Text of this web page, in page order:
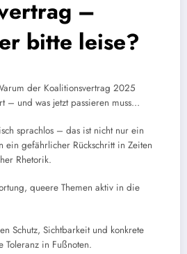
–
bitte leise?
der Koalitionsvertrag 2025
– und was jetzt passieren muss…
sprachlos – das ist nicht nur ein
ein gefährlicher Rückschritt in Zeiten
Rhetorik.
queere Themen aktiv in die
Schutz, Sichtbarkeit und konkrete
in Fußnoten.